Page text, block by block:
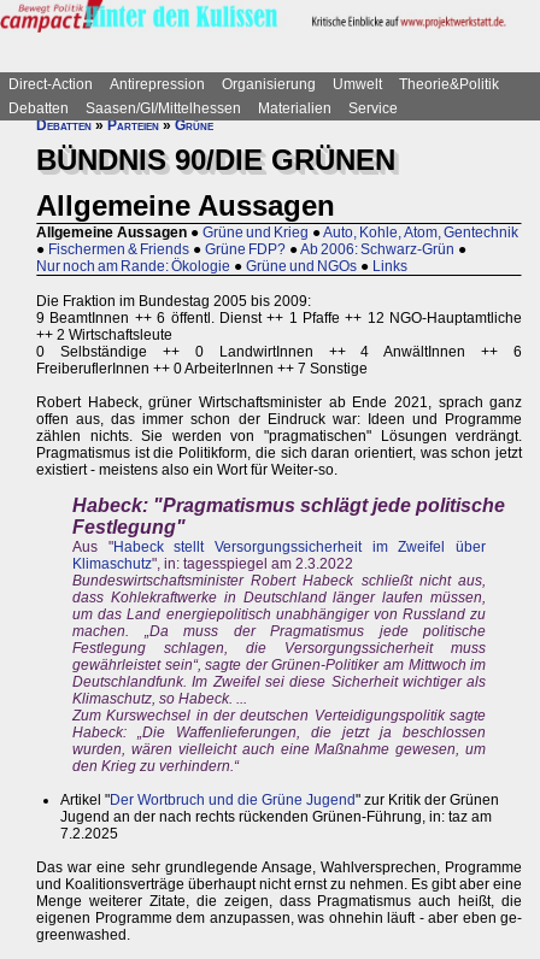
Direct-Action Antirepression Organisierung Umwelt
Theorie&Politik
Debatten
Saasen/GI/Mittelhessen Materialien
Service
Debatten»Parteien»Grüne
BÜNDNIS 90/DIE GRÜNEN
Allgemeine Aussagen
Allgemeine Aussagen ● Grüne und Krieg ●Auto, Kohle, Atom, Gentechnik
● Fischermen & Friends ● Grüne FDP? ●Ab 2006: Schwarz-Grün ●
Nur noch am Rande: Ökologie ● Grüne und NGOs ● Links
Die Fraktion im Bundestag 2005 bis 2009:
9 BeamtInnen ++ 6 öffentl. Dienst ++ 1 Pfaffe ++ 12 NGO-Hauptamtliche
++ 2 Wirtschaftsleute
0 Selbständige ++ 0 LandwirtInnen ++ 4 AnwältInnen ++ 6
FreiberuflerInnen ++ 0 ArbeiterInnen ++ 7 Sonstige
Robert Habeck, grüner Wirtschaftsminister ab Ende 2021, sprach ganz
offen aus, das immer schon der Eindruck war: Ideen und Programme
zählen nichts. Sie werden von "pragmatischen" Lösungen verdrängt.
Pragmatismus ist die Politikform, die sich daran orientiert, was schon jetzt
existiert - meistens also ein Wort für Weiter-so.
Habeck: "Pragmatismus schlägt jede politische
Festlegung"
Aus "Habeck stellt Versorgungssicherheit im Zweifel über
Klimaschutz", in: tagesspiegel am 2.3.2022
Bundeswirtschaftsminister Robert Habeck schließt nicht aus,
dass Kohlekraftwerke in Deutschland länger laufen müssen,
um das Land energiepolitisch unabhängiger von Russland zu
machen. „Da muss der Pragmatismus jede politische
Festlegung schlagen, die Versorgungssicherheit muss
gewährleistet sein“, sagte der Grünen-Politiker am Mittwoch im
Deutschlandfunk. Im Zweifel sei diese Sicherheit wichtiger als
Klimaschutz, so Habeck. ...
Zum Kurswechsel in der deutschen Verteidigungspolitik sagte
Habeck: „Die Waffenlieferungen, die jetzt ja beschlossen
wurden, wären vielleicht auch eine Maßnahme gewesen, um
den Krieg zu verhindern.“
Artikel "Der Wortbruch und die Grüne Jugend" zur Kritik der Grünen
Jugend an der nach rechts rückenden Grünen-Führung, in: taz am
7.2.2025
Das war eine sehr grundlegende Ansage, Wahlversprechen, Programme
und Koalitionsverträge überhaupt nicht ernst zu nehmen. Es gibt aber eine
Menge weiterer Zitate, die zeigen, dass Pragmatismus auch heißt, die
eigenen Programme dem anzupassen, was ohnehin läuft - aber eben ge-
greenwashed.